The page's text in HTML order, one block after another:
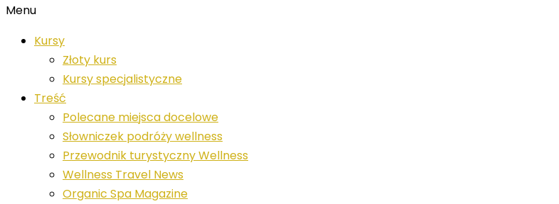
Menu
Kursy
Złoty kurs
Kursy specjalistyczne
Treść
Polecane miejsca docelowe
Słowniczek podróży wellness
Przewodnik turystyczny Wellness
Wellness Travel News
Organic Spa Magazine